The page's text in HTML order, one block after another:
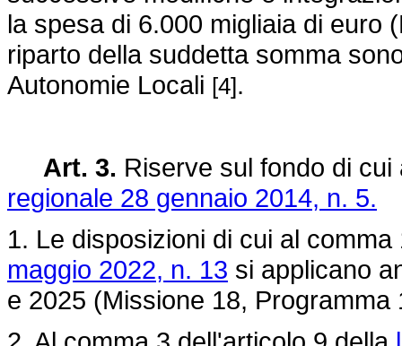
la spesa di 6.000 migliaia di euro
riparto della suddetta somma
Autonomie Locali [4].
Art. 3. Riserve sul fondo di
regionale 28 gennaio 2014, n. 5.
1. Le disposizioni di cui al
maggio 2022, n. 13 si applicano
e 2025 (Missione 18, Programma